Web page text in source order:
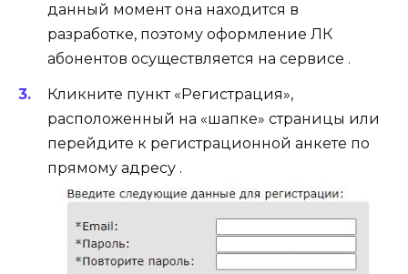
данный момент она находится в
разработке, поэтому оформление ЛК
абонентов осуществляется на сервисе .
Кликните пункт «Регистрация»,
расположенный на «шапке» страницы или
перейдите к регистрационной анкете по
прямому адресу .